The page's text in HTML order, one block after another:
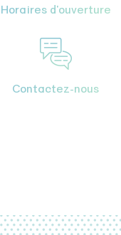
Horaires d'ouverture
Contactez-nous